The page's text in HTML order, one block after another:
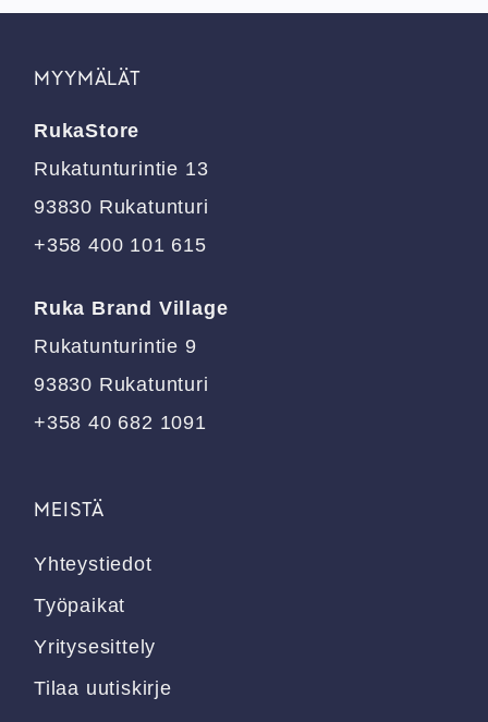
on
Voit
valinnat
sivulla.
on
MYYMÄLÄT
RukaStore
Rukatunturintie 13
93830 Rukatunturi
+358 400 101 615
Ruka Brand Village
Rukatunturintie 9
93830 Rukatunturi
+358 40 682 1091
MEISTÄ
Yhteystiedot
Työpaikat
Yritysesittely
Tilaa uutiskirje